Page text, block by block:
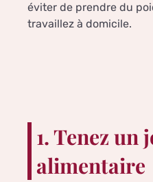
éviter de prendre du
travaillez à domicile.
1. Tenez un
alimentaire